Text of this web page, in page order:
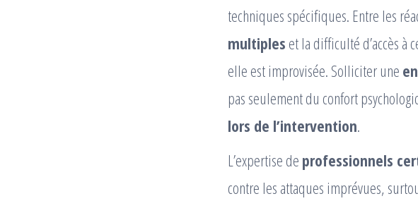
techniques spécifiques. Entre les
multiples et la difficulté d’accès à
elle est improvisée. Solliciter une
pas seulement du confort
lors de l’intervention.
L’expertise de professionnels
contre les attaques imprévues,